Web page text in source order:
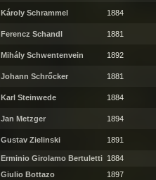
Károly Schrammel 1884
Ferencz Schandl 1881
Mihály Schwentenvein 1892
Johann Schrőcker 1881
Karl Steinwede 1884
Jan Metzger 1894
Gustav Zielinski 1891
Erminio Girolamo Bertuletti 1884
Giulio Bottazo
1897